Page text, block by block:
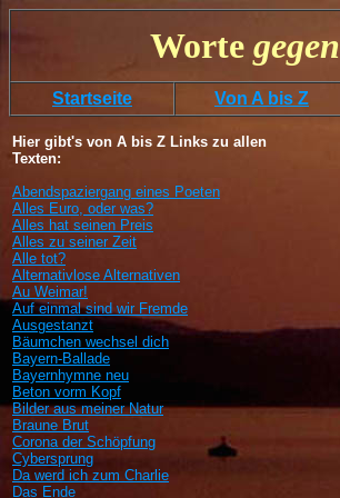
Worte gegen
Startseite Von A bis Z
Hier gibt's von A bis Z Links zu allen
Texten:
Abendspaziergang eines Poeten
Alles Euro, oder was?
Alles hat seinen Preis
Alles zu seiner Zeit
Alle tot?
Alternativlose Alternativen
Au Weimar!
Auf einmal sind wir Fremde
Ausgestanzt
Bäumchen wechsel dich
Bayern-Ballade
Bayernhymne neu
Beton vorm Kopf
Bilder aus meiner Natur
Braune Brut
Corona der Schöpfung
Cybersprung
Da werd ich zum Charlie
Das Ende